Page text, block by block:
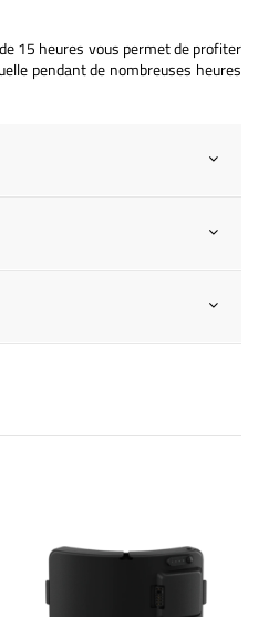
15 heures vous permet de profiter
pendant de nombreuses heures